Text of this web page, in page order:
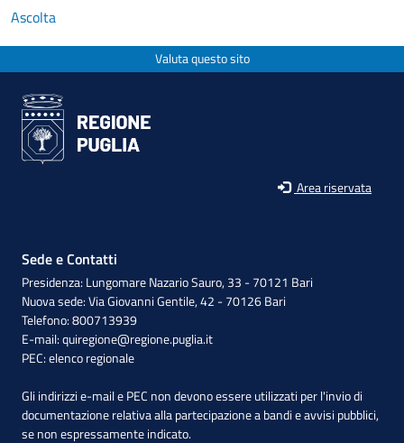
Ascolta
Valuta questo sito
Area riservata
Sede e Contatti
Presidenza: Lungomare Nazario Sauro, 33 - 70121 Bari
Nuova sede: Via Giovanni Gentile, 42 - 70126 Bari
Telefono: 800713939
E-mail:quiregione@regione.puglia.it
PEC:elenco regionale
Gli indirizzi e-mail e PEC non devono essere utilizzati per l'invio di
documentazione relativa alla partecipazione a bandi e avvisi pubblici,
se non espressamente indicato.